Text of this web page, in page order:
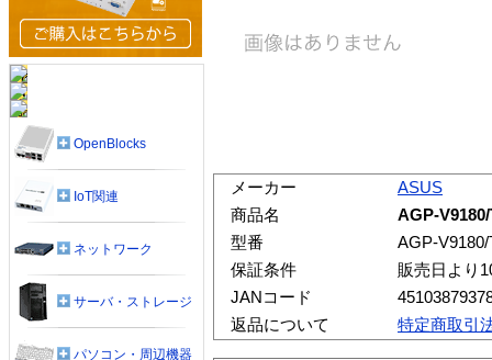
メーカー
ASUS
商品名
AGP-
型番
AGP-
保証条件
販売日より
JANコード
返品について
特定商取引
OpenBlocks
IoT関連
ネットワーク
サーバ・ストレージ
パソコン・周辺機器